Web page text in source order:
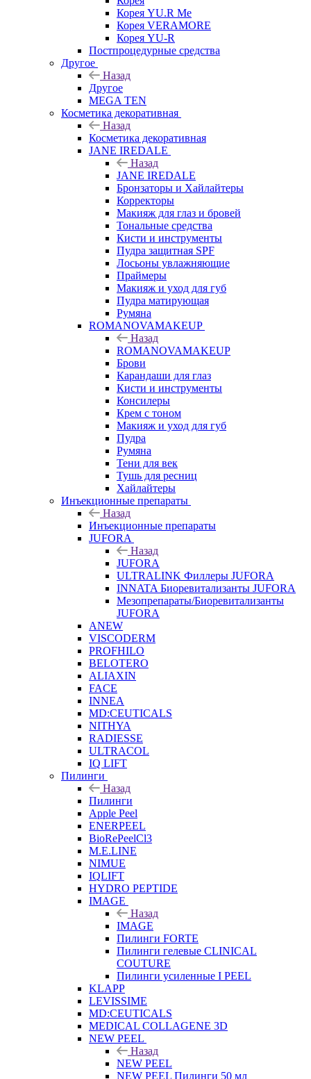
Корея YU.R Me
Корея VERAMORE
Корея YU-R
Постпроцедурные средства
Другое
Назад
Другое
MEGA TEN
Косметика декоративная
Назад
Косметика декоративная
JANE IREDALE
Назад
JANE IREDALE
Бронзаторы и Хайлайтеры
Корректоры
Макияж для глаз и бровей
Тональные средства
Кисти и инструменты
Пудра защитная SPF
Лосьоны увлажняющие
Праймеры
Макияж и уход для губ
Пудра матирующая
Румяна
ROMANOVAMAKEUP
Назад
ROMANOVAMAKEUP
Брови
Карандаши для глаз
Кисти и инструменты
Консилеры
Крем с тоном
Макияж и уход для губ
Пудра
Румяна
Тени для век
Тушь для ресниц
Хайлайтеры
Инъекционные препараты
Назад
Инъекционные препараты
JUFORA
Назад
JUFORA
ULTRALINK Филлеры JUFORA
INNATA Биоревитализанты JUFORA
Мезопрепараты/Биоревитализанты
JUFORA
ANEW
VISCODERM
PROFHILO
BELOTERO
ALIAXIN
FACE
INNEA
MD:CEUTICALS
NITHYA
RADIESSE
ULTRACOL
IQ LIFT
Пилинги
Назад
Пилинги
Apple Peel
ENERPEEL
BioRePeelCl3
M.E.LINE
NIMUE
IQLIFT
HYDRO PEPTIDE
IMAGE
Назад
IMAGE
Пилинги FORTE
Пилинги гелевые CLINICAL
COUTURE
Пилинги усиленные I PEEL
KLAPP
LEVISSIME
MD:CEUTICALS
MEDICAL COLLAGENE 3D
NEW PEEL
Назад
NEW PEEL
NEW PEEL Пилинги 50 мл